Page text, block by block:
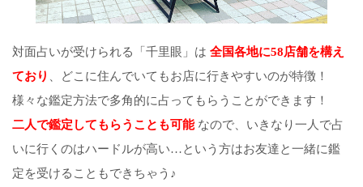
対面占いが受けられる「千里眼」は 全国各地に58店舗を構え
ており
、どこに住んでいてもお店に行きやすいのが特徴！
様々な鑑定方法で多角的に占ってもらうことができます！
二人で鑑定してもらうことも可能なので、いきなり一人で占
いに行くのはハードルが高い…という方はお友達と一緒に鑑
定を受けることもできちゃう♪